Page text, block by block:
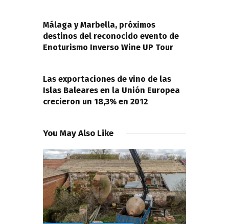
entradas
Málaga y Marbella, próximos
destinos del reconocido evento de
Enoturismo Inverso Wine UP Tour
Las exportaciones de vino de las
Islas Baleares en la Unión Europea
crecieron un 18,3% en 2012
You May Also Like